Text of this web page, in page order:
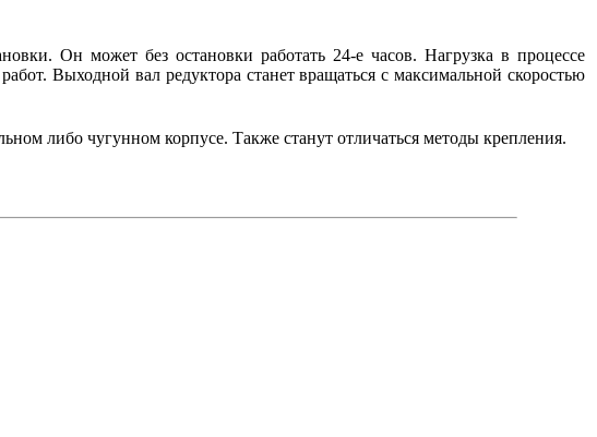
Он может без остановки работать 24-е часов. Нагрузка в процессе
Выходной вал редуктора станет вращаться с максимальной скоростью
либо чугунном корпусе. Также станут отличаться методы крепления.